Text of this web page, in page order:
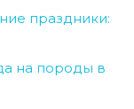
праздники:
на породы в